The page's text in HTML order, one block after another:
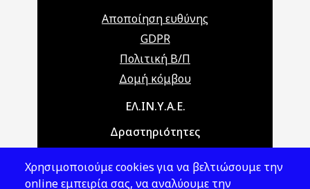
Αποποίηση ευθύνης
GDPR
Πολιτική Β/Π
Δομή κόμβου
Main navigationΕΛ.ΙΝ.Υ.Α.Ε.
Δραστηριότητες
Νομοθεσία
Χρησιμοποιούμε cookies για να βελτιώσουμε την
online εμπειρία σας, να αναλύουμε την